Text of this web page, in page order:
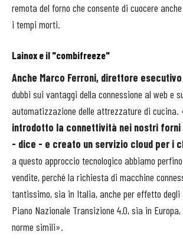
remota del forno che consente di cuocere
i tempi morti.
Lainox e il "combifreeze"
Anche Marco Ferroni, direttore
dubbi sui vantaggi della connessione al web e
automatizzazione delle attrezzature di cucina.
introdotto la connettività nei nostri
- dice - e creato un servizio cloud per i
a questo approccio tecnologico abbiamo
vendite, perché la richiesta di macchine
tantissimo, sia in Italia, anche per effetto
Piano Nazionale Transizione 4.0, sia in
norme simili».